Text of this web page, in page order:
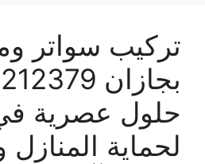
تركيب سواتر
حلول عصرية
لحماية المنازل